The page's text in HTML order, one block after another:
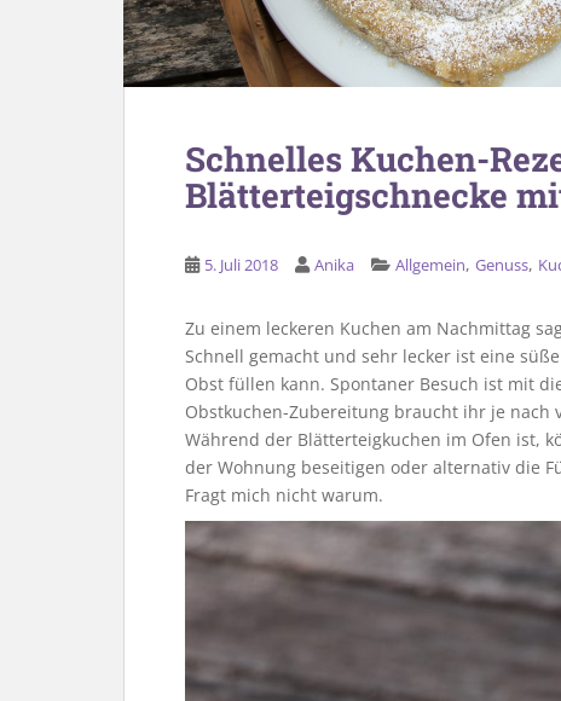
Schnelles Kuchen-
Blätterteigschnecke
5. Juli 2018 Anika Allgemein, Genuss,
Zu einem leckeren Kuchen am Nachmittag
Schnell gemacht und sehr lecker ist eine süße
Obst füllen kann. Spontaner Besuch ist mit
Obstkuchen-Zubereitung braucht ihr je nach
Während der Blätterteigkuchen im Ofen ist,
der Wohnung beseitigen oder alternativ die
Fragt mich nicht warum.